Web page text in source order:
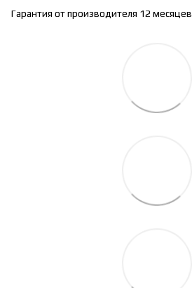
Гарантия от производителя 12 месяцев